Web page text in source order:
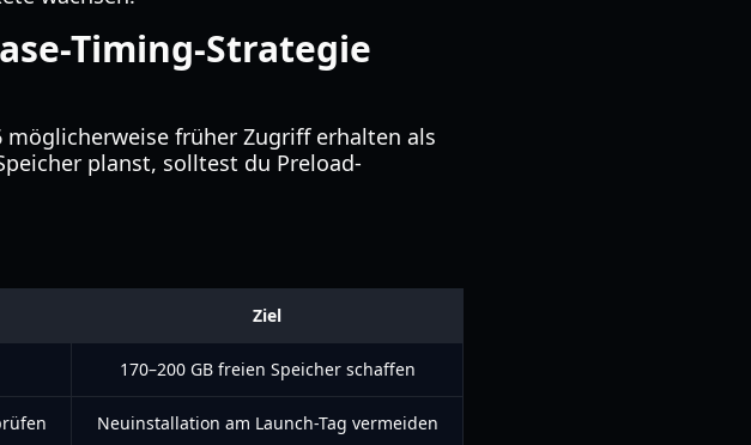
Timing-Strategie
früher Zugriff erhalten als
planst, solltest du Preload-
Ziel
170–200 GB freien Speicher schaffen
Neuinstallation am Launch-Tag vermeiden